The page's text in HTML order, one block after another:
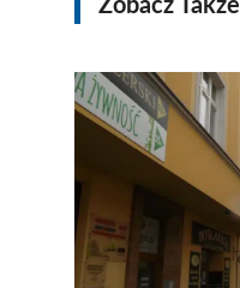
Zobacz Także